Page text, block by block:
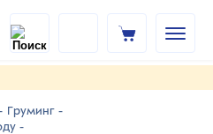
Груминг -
-